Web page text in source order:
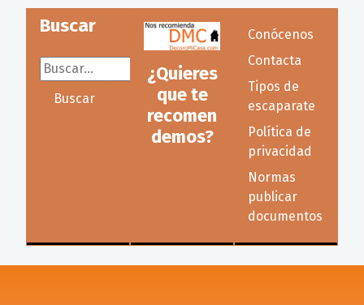
Buscar
Buscar...
Buscar
¿Quieres
que te
recomen
demos?
Conócenos
Contacta
Tipos de
escaparate
Política de
privacidad
Normas
publicar
documentos